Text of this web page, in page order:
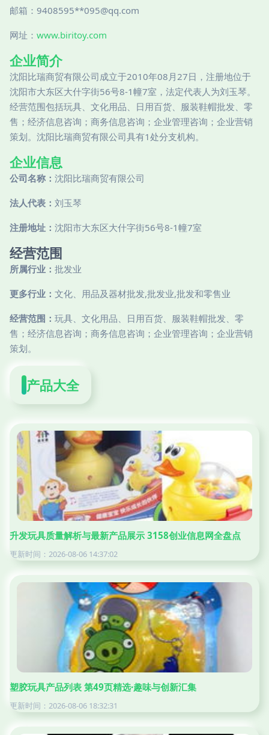
邮箱：9408595**095@qq.com
网址： www.biritoy.com
企业简介
沈阳比瑞商贸有限公司成立于2010年08月27日，注册地位于
沈阳市大东区大什字街56号8-1幢7室，法定代表人为刘玉琴。
经营范围包括玩具、文化用品、日用百货、服装鞋帽批发、零
售；经济信息咨询；商务信息咨询；企业管理咨询；企业营销
策划。沈阳比瑞商贸有限公司具有1处分支机构。
企业信息
公司名称： 沈阳比瑞商贸有限公司
法人代表： 刘玉琴
注册地址： 沈阳市大东区大什字街56号8-1幢7室
经营范围
所属行业： 批发业
更多行业： 文化、用品及器材批发,批发业,批发和零售业
经营范围： 玩具、文化用品、日用百货、服装鞋帽批发、零
售；经济信息咨询；商务信息咨询；企业管理咨询；企业营销
策划。
产品大全
升发玩具质量解析与最新产品展示 3158创业信息网全盘点
更新时间：2026-08-06 14:37:02
塑胶玩具产品列表 第49页精选·趣味与创新汇集
更新时间：2026-08-06 18:32:31